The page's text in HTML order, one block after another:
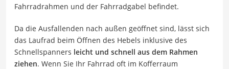
Fahrradrahmen und der Fahrradgabel befindet.
Da die Ausfallenden nach außen geöffnet sind, lässt sich
das Laufrad beim Öffnen des Hebels inklusive des
Schnellspanners leicht und schnell aus dem Rahmen
ziehen. Wenn Sie Ihr Fahrrad oft im Kofferraum